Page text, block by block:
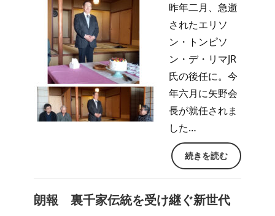
昨年二月、急逝
されたエリソ
ン・トンピソ
ン・デ・リマJR
氏の後任に。今
年六月に矢野会
長が就任されま
した…
続きを読む
朗報 裏千家伝統を受け継ぐ新世代